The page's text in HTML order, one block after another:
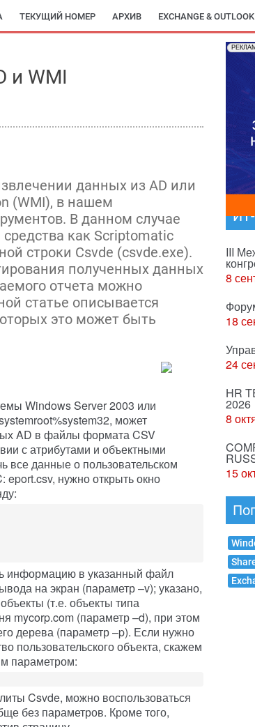
ТЕКУЩИЙ НОМЕР АРХИВ EXCHANGE & OUTLOOK
и WMI
данных из AD или
(WMI), в нашем
В данном случае
как Scriptomatic
строки Csvde (csvde.exe).
полученных данных
отчета можно
статье описывается
это может быть
Windows Server 2003 или
может
AD в файлы формата CSV
с атрибутами и объектными
все данные о пользовательском
eport.csv, нужно открыть окно
информацию в указанный файл
на экран (параметр –v); указано,
(т.е. объекты типа
mycorp.com (параметр –d), при этом
дерева (параметр –p). Если нужно
пользовательского объекта, скажем
параметром:
Csvde, можно воспользоваться
без параметров. Кроме того,
III
8
18
24
HR
2026
8
15